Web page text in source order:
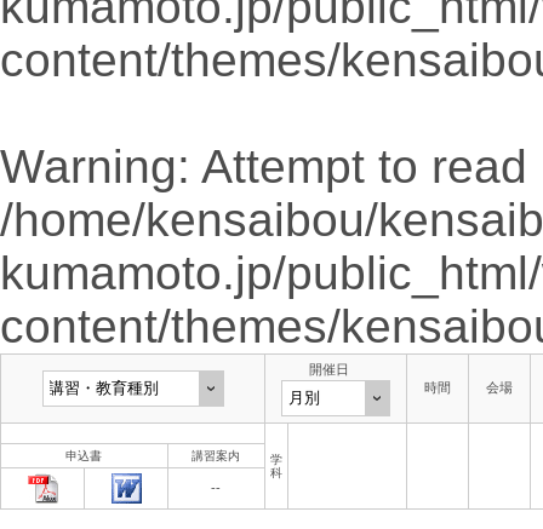
content/themes/
Warning: Attempt to
/home/kensaibou/
kumamoto.jp/
content/themes/
開催日
時間
会場
学
科
申込書 講習案内
--